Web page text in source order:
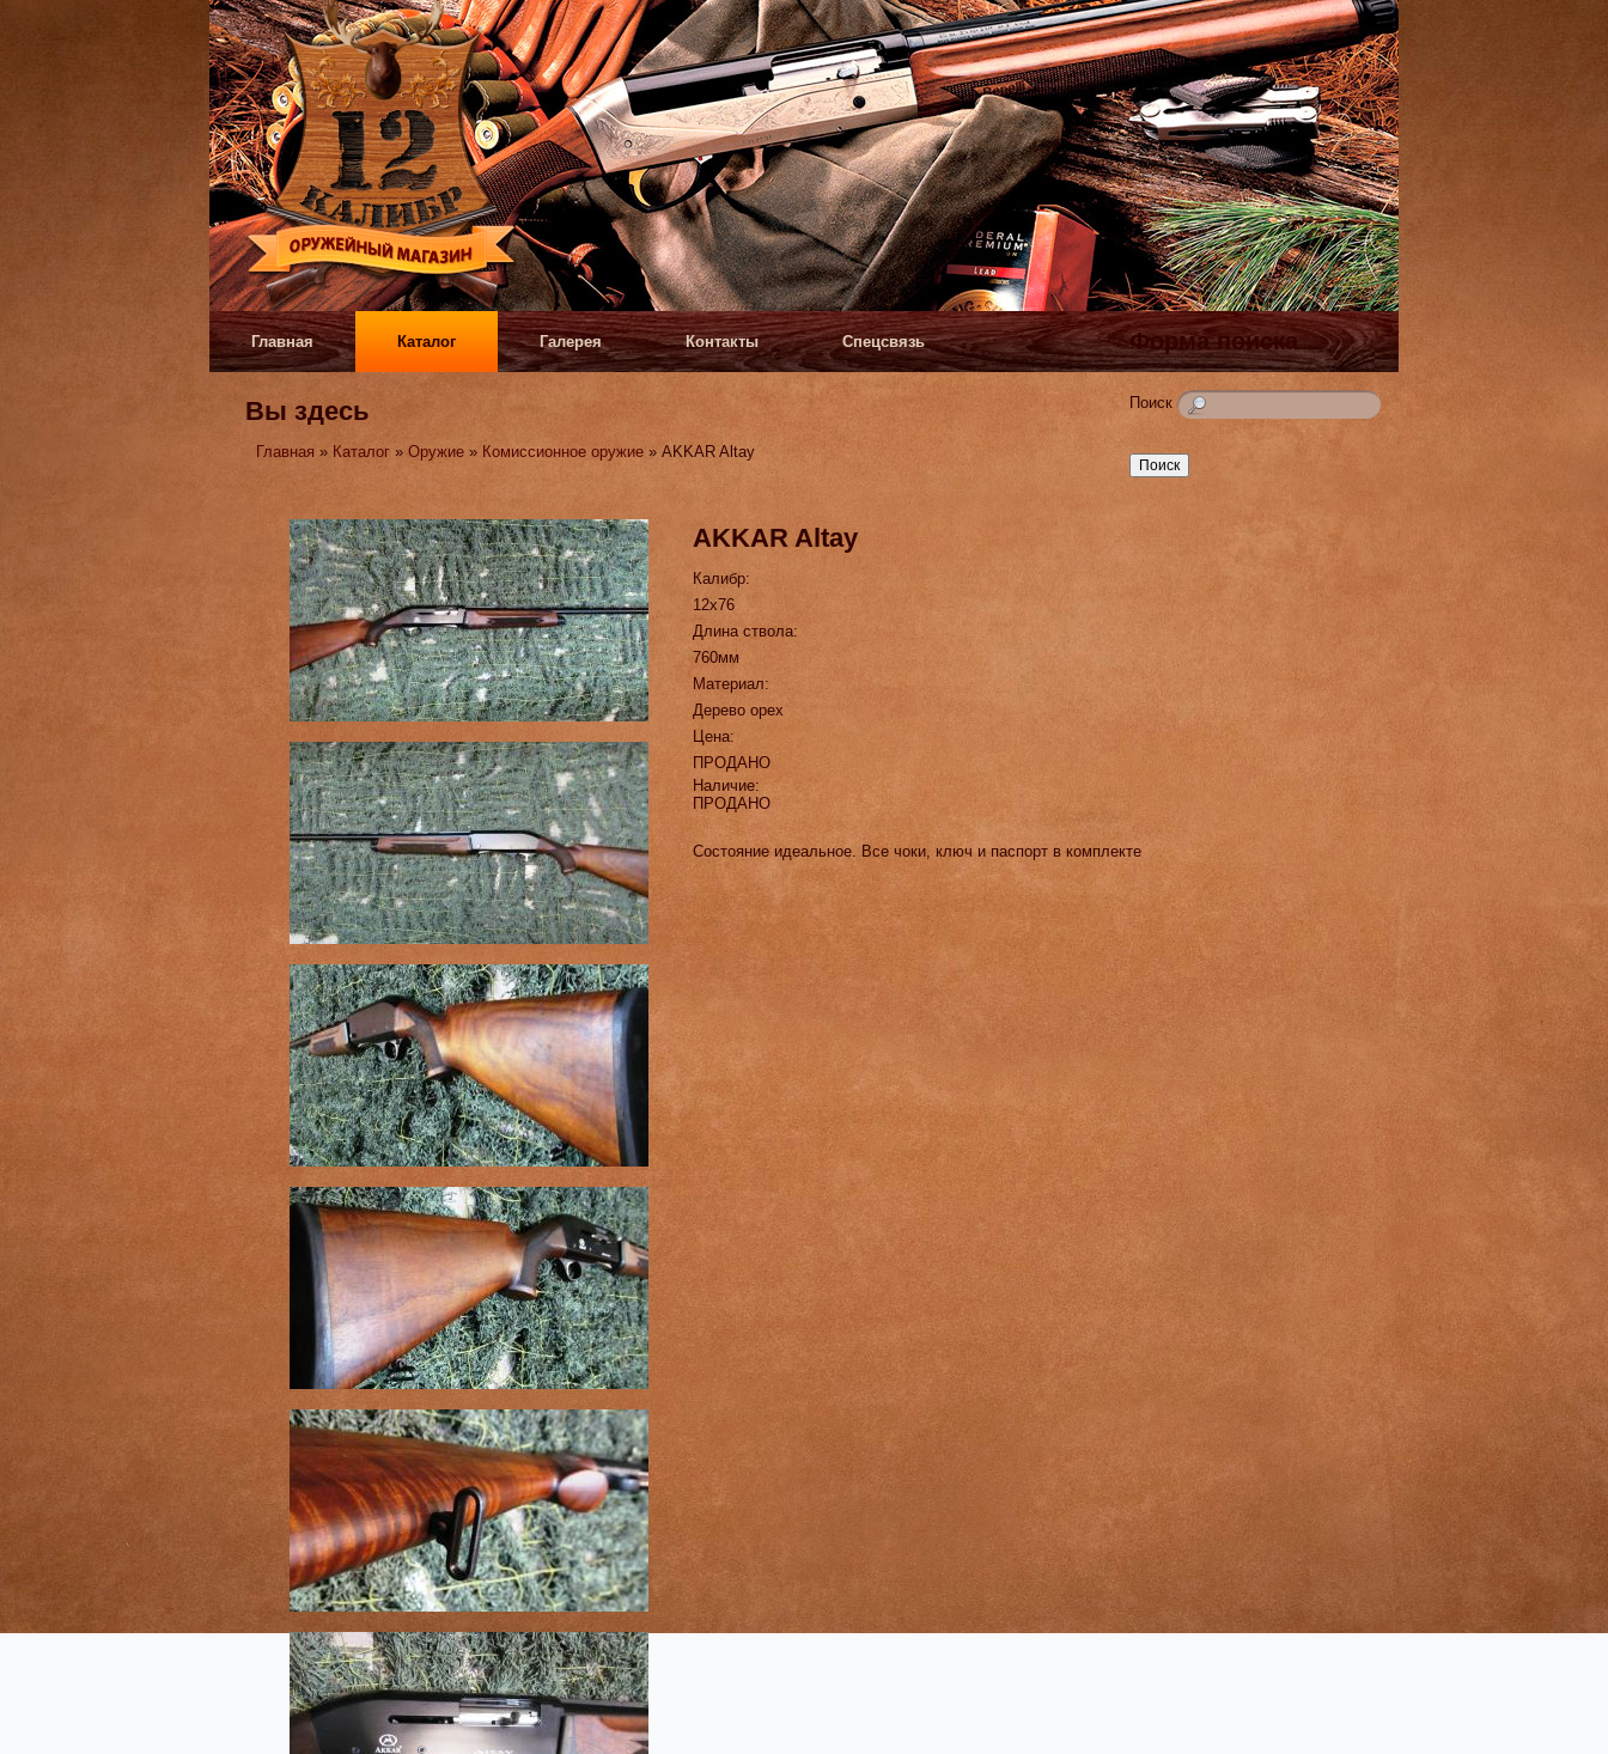
Форма поиска
Поиск
Главная Каталог Галерея Контакты Спецсвязь
Вы здесь
Главная » Каталог »Оружие » Комиссионное оружие » AKKAR Altay
AKKAR Altay
Калибр:
12х76
Длина ствола:
760мм
Материал:
Дерево орех
Цена:
ПРОДАНО
Наличие:
ПРОДАНО
Состояние идеальное. Все чоки, ключ и паспорт в комплекте